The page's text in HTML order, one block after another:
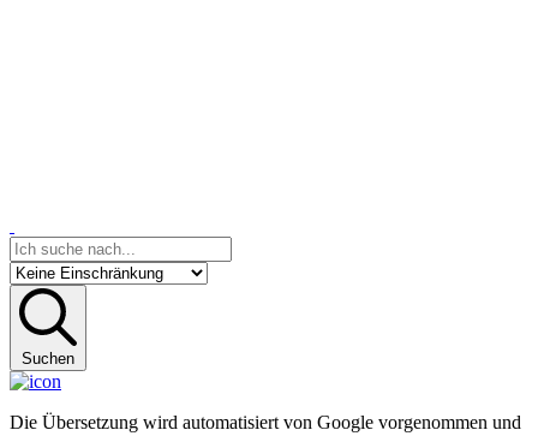
Suchen
Die Übersetzung wird automatisiert von Google vorgenommen und